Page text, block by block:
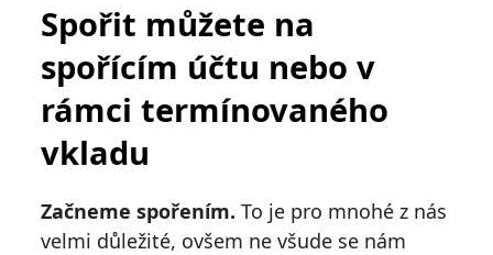
Spořit můžete na
spořícím účtu nebo v
rámci termínovaného
vkladu
Začneme spořením. To je pro mnohé z nás
velmi důležité, ovšem ne všude se nám